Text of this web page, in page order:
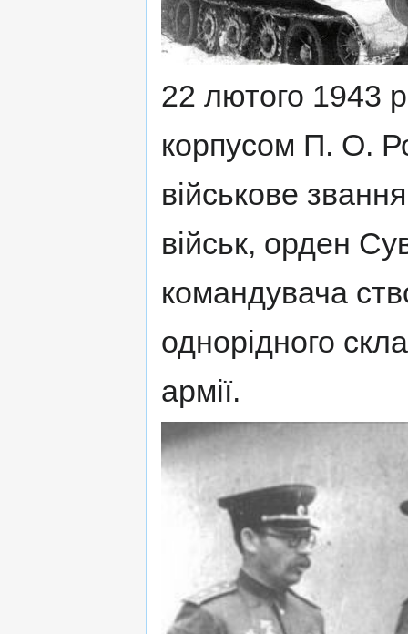
22 лютого 1943
корпусом П. О.
військове
військ, орден
командувача
однорідного
армії.